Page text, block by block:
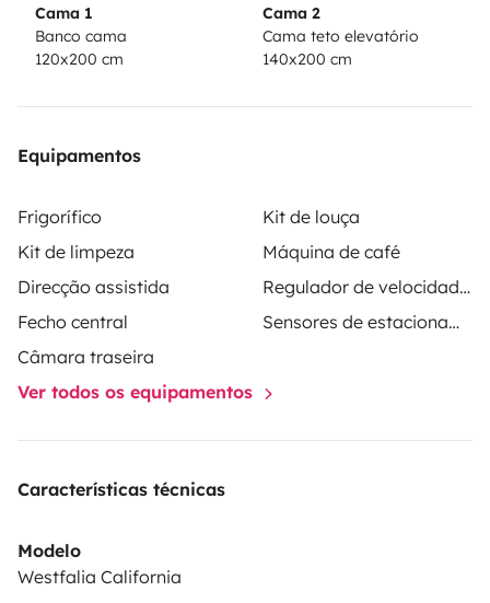
Cama 1
Banco cama
120x200 cm
Cama 2
Cama teto elevatório
140x200 cm
Equipamentos
Frigorífico
Kit de louça
Kit de limpeza
Máquina de café
Direcção assistida
Regulador de velocidade / Cruise Control
Fecho central
Sensores de estacionamento
Câmara traseira
Ver todos os equipamentos
Características técnicas
Modelo
Westfalia California